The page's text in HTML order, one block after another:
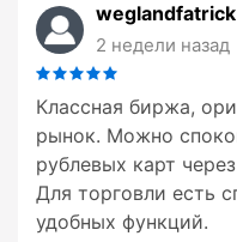
weglandfatrick
2 недели назад
Классная биржа,
рынок. Можно
рублевых карт
Для торговли есть
удобных функций.